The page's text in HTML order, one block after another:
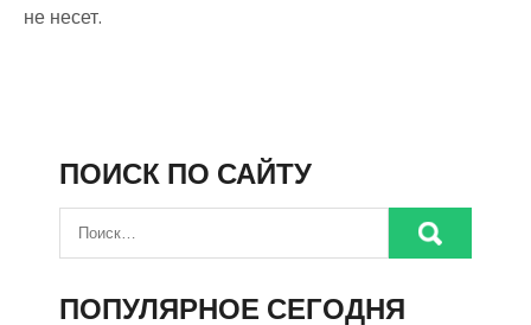
не несет.
ПОИСК ПО САЙТУ
ПОПУЛЯРНОЕ СЕГОДНЯ